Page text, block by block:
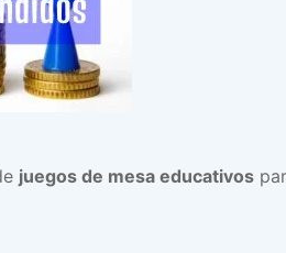
juegos de mesa educativos